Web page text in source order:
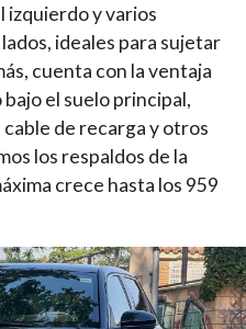
izquierdo y varios
ideales para sujetar
cuenta con la ventaja
el suelo principal,
de recarga y otros
los respaldos de la
crece hasta los 959